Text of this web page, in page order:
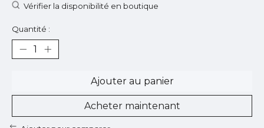
Vérifier la disponibilité en boutique
Quantité :
Ajouter au panier
Acheter maintenant